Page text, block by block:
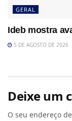
GERAL
Ideb mostra
5 DE AGOSTO DE 2026
Deixe um
O seu endereço